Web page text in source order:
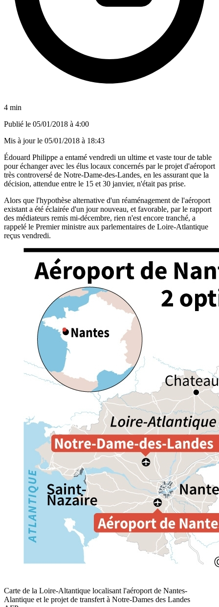
4 min
Publié le 05/01/2018 à 4:00
Mis à jour le 05/01/2018 à 18:43
Édouard Philippe a entamé vendredi un ultime et vaste tour de table
pour échanger avec les élus locaux concernés par le projet d'aéroport
très controversé de Notre-Dame-des-Landes, en les assurant que la
décision, attendue entre le 15 et 30 janvier, n'était pas prise.
Alors que l'hypothèse alternative d'un réaménagement de l'aéroport
existant a été éclairée d'un jour nouveau, et favorable, par le rapport
des médiateurs remis mi-décembre, rien n'est encore tranché, a
rappelé le Premier ministre aux parlementaires de Loire-Atlantique
reçus vendredi.
Carte de la Loire-Altantique localisant l'aéroport de Nantes-
Alantique et le projet de transfert à Notre-Dames des Landes